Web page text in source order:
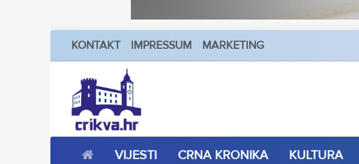
KONTAKT IMPRESSUM MARKETING
VIJESTI CRNA KRONIKA KULTURA